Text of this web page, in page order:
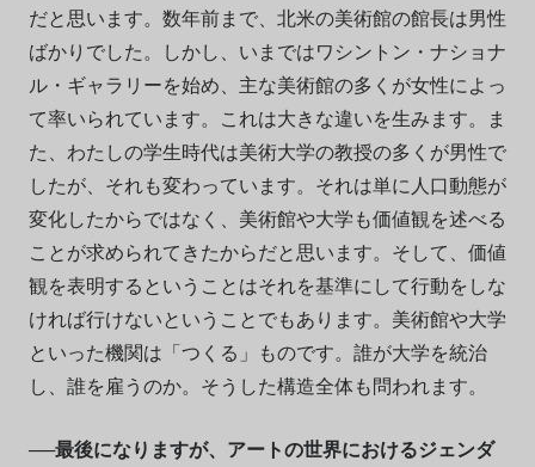
だと思います。数年前まで、北米の美術館の館長は男性
ばかりでした。しかし、いまではワシントン・ナショナ
ル・ギャラリーを始め、主な美術館の多くが女性によっ
て率いられています。これは大きな違いを生みます。ま
た、わたしの学生時代は美術大学の教授の多くが男性で
したが、それも変わっています。それは単に人口動態が
変化したからではなく、美術館や大学も価値観を述べる
ことが求められてきたからだと思います。そして、価値
観を表明するということはそれを基準にして行動をしな
ければ行けないということでもあります。美術館や大学
といった機関は「つくる」ものです。誰が大学を統治
し、誰を雇うのか。そうした構造全体も問われます。
──最後になりますが、アートの世界におけるジェンダ